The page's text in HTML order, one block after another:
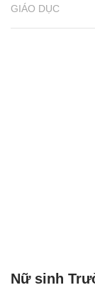
GIÁO DỤC
Nữ sinh